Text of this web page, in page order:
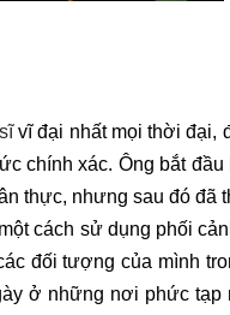
sĩvĩ đại nhất mọi thời đại,
chính xác. Ông bắt đầu
thực, nhưng sau đó đã
cách sử dụng phối
đối tượng của mình
ở những nơi phức tạp